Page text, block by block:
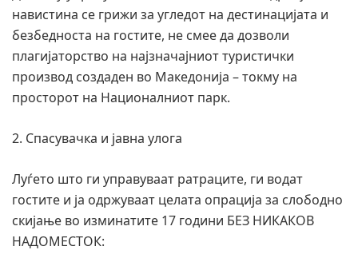
навистина се грижи за угледот на дестинацијата и
безбедноста на гостите, не смее да дозволи
плагијаторство на најзначајниот туристички
производ создаден во Македонија – токму на
просторот на Националниот парк.
2. Спасувачка и јавна улога
Луѓето што ги управуваат ратраците, ги водат
гостите и ја одржуваат целата опрација за слободно
скијање во изминатите 17 години БЕЗ НИКАКОВ
НАДОМЕСТОК: